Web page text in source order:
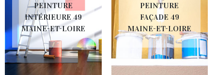
PEINTURE
INTÉRIEURE 49
MAINE-ET-LOIRE
PEINTURE
FAÇADE 49
MAINE-ET-LOIRE